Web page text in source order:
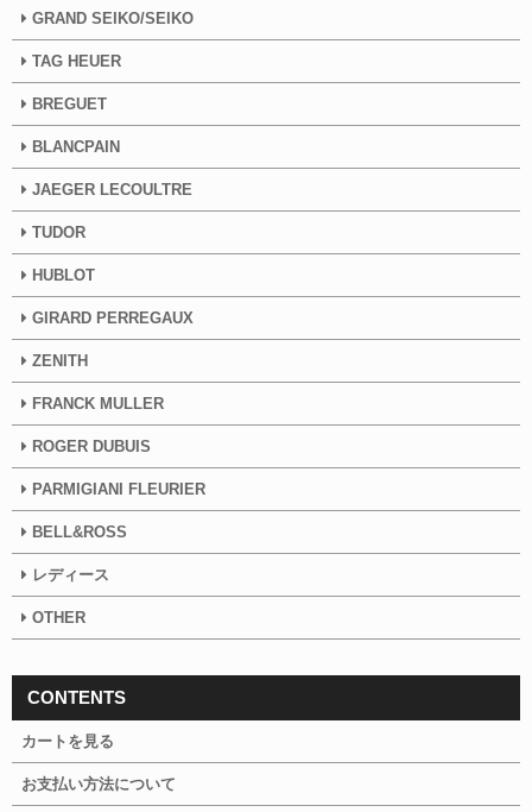
GRAND SEIKO/SEIKO
TAG HEUER
BREGUET
BLANCPAIN
JAEGER LECOULTRE
TUDOR
HUBLOT
GIRARD PERREGAUX
ZENITH
FRANCK MULLER
ROGER DUBUIS
PARMIGIANI FLEURIER
BELL&ROSS
レディース
OTHER
CONTENTS
カートを見る
お支払い方法について